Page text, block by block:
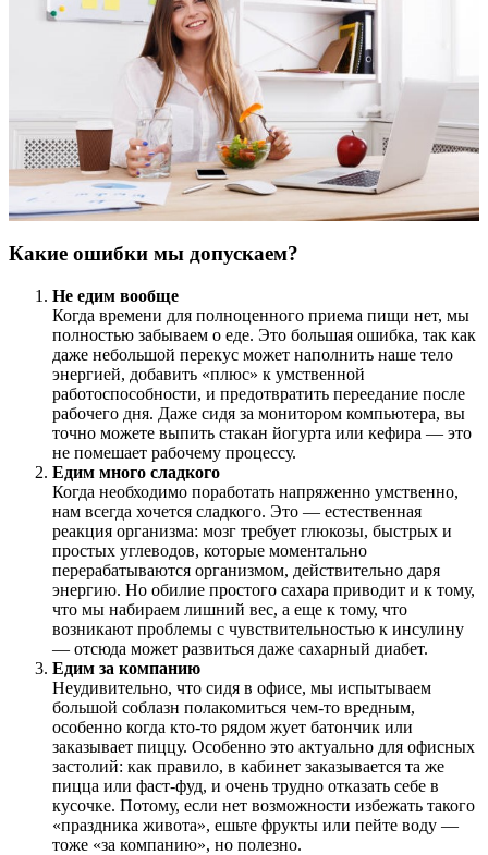
Какие ошибки мы допускаем?
Не едим вообще
Когда времени для полноценного приема пищи нет, мы
полностью забываем о еде. Это большая ошибка, так как
даже небольшой перекус может наполнить наше тело
энергией, добавить «плюс» к умственной
работоспособности, и предотвратить переедание после
рабочего дня. Даже сидя за монитором компьютера, вы
точно можете выпить стакан йогурта или кефира — это
не помешает рабочему процессу.
Едим много сладкого
Когда необходимо поработать напряженно умственно,
нам всегда хочется сладкого. Это — естественная
реакция организма: мозг требует глюкозы, быстрых и
простых углеводов, которые моментально
перерабатываются организмом, действительно даря
энергию. Но обилие простого сахара приводит и к тому,
что мы набираем лишний вес, а еще к тому, что
возникают проблемы с чувствительностью к инсулину
— отсюда может развиться даже сахарный диабет.
Едим за компанию
Неудивительно, что сидя в офисе, мы испытываем
большой соблазн полакомиться чем-то вредным,
особенно когда кто-то рядом жует батончик или
заказывает пиццу. Особенно это актуально для офисных
застолий: как правило, в кабинет заказывается та же
пицца или фаст-фуд, и очень трудно отказать себе в
кусочке. Потому, если нет возможности избежать такого
«праздника живота», ешьте фрукты или пейте воду —
тоже «за компанию», но полезно.